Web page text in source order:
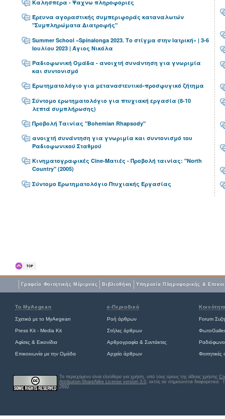
Καλησπερα - Ψαχνω πληροφοριες
Έρευνα αγοραστικής συμπεριφοράς καταναλωτών
"Συμπληρώματα Διατροφής"
Summer School «Spinalonga 2023. Το στίγμα στην Ιατρική» | 3-6
Ιουλίου 2023 | Άγιος Νικόλα
Ραδιοφωνική Ομάδα - ανοιχτή συνάντηση για γνωριμία
και συντονισμό
Ερωτηματολόγιο για μεταναστευτικό-προσφυγικό ζήτημα
Σύντομο ερωτηματολόγιο για πτυχιακή εργασία (8-10
λεπτά συμπλήρωσης)
Προβολή Ταινίας "Bohemian Rhapsody"
ανοιχτή συνάντηση για γνωριμία και συντονισμό του
Ραδιοφωνικού Σταθμού
Κινηματογραφικές Cine-Ματιές - Προβολή ταινίας: "North
Country" (2005)
Σύντομο Ερωτηματολόγιο Πτυχιακής Εργασίας
Γραφείο Φοιτητικής Μέριμνας Βιβλιοθήκη Yπηρεσία Πληροφορικής &
Το MyAegean e-Περιοδικό
Σχετικά με το MyAegean Ροή άρθρων Forum
Press Kit - Media Kit Στήλες άρθρων
Αφίσες & Εικονίδια Αρθρογραφία & Συντάκτες Ραδιόφωνο
Επικοινωνία με την Ομάδα Αρχείο άρθρων
Το περιεχόμενο είναι ελεύθερο για χρήση, υπό τους όρους της άδειας χρήσης
Attribution-ShareAlike License version 3.0, εκτός αν σημειώνεται διαφορετικά.
2692